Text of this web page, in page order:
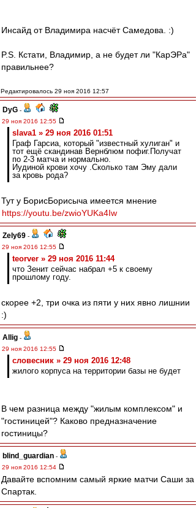
Инсайд от Владимира насчёт Самедова. :)
P.S. Кстати, Владимир, а не будет ли "КарЭРа"
правильнее?
Редактировалось 29 ноя 2016 12:57
DyG -
29 ноя 2016 12:55
slava1 » 29 ноя 2016 01:51
Граф Гарсиа, который "известный хулиган" и
тот ещё скандинав Вернблюм пофиг.Получат
по 2-3 матча и нормально.
Иудиной крови хочу .Сколько там Эму дали
за кровь рода?
Тут у БорисБорисыча имеется мнение
https://youtu.be/zwioYUKa4Iw
Zely69 -
29 ноя 2016 12:55
teorver » 29 ноя 2016 11:44
что Зенит сейчас набрал +5 к своему
прошлому году.
скорее +2, три очка из пяти у них явно лишнии
:)
Allig -
29 ноя 2016 12:55
словесник » 29 ноя 2016 12:48
жилого корпуса на территории базы не будет
В чем разница между "жилым комплексом" и
"гостиницей"? Каково предназначение
гостиницы?
blind_guardian -
29 ноя 2016 12:54
Давайте вспомним самый яркие матчи Саши за
Спартак.